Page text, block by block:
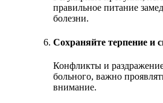
правильное питание
болезни.
Сохраняйте терпение и
Конфликты и
больного, важно
внимание.